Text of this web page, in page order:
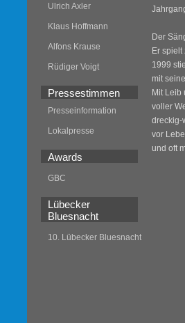
Ulrich Axler
Klaus Hoffmann
Alfons Krause
Rüdiger Voigt
Pressestimmen
Presseinformation
Lokalpresse
Awards
GBC
Lübecker
Bluesnacht
10. Lübecker Bluesnacht
Der
Er
1999
mit
Mit Leib
voller
dreckig-
vor
und oft